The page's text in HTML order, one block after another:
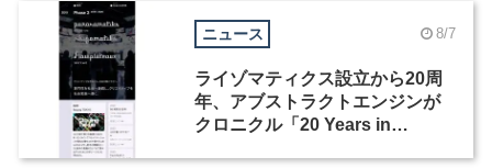
ニュース 8/7
ライゾマティクス設立から20周
年、アブストラクトエンジンが
クロニクル「20 Years in